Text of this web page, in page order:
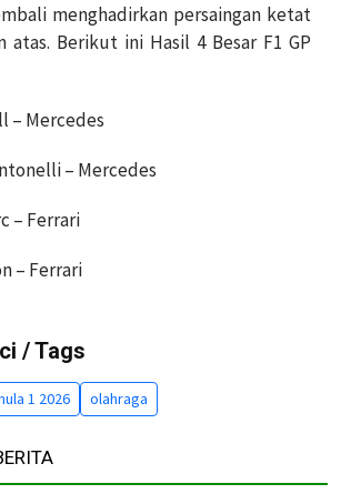
menghadirkan persaingan ketat
atas. Berikut ini Hasil 4 Besar F1 GP
– Mercedes
– Mercedes
– Ferrari
– Ferrari
/ Tags
1 2026 olahraga